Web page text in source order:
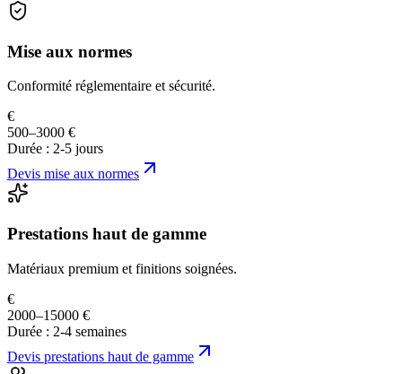
Mise aux normes
Conformité réglementaire et sécurité.
€
500–3000 €
Durée : 2-5 jours
Devis mise aux normes
Prestations haut de gamme
Matériaux premium et finitions soignées.
€
2000–15000 €
Durée : 2-4 semaines
Devis prestations haut de gamme